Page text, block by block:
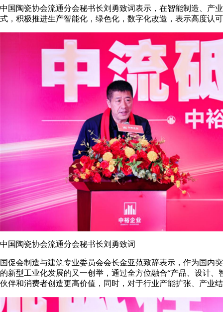
中国陶瓷协会流通分会秘书长刘勇致词表示，在智能制造、产
式，积极推进生产智能化，绿色化，数字化改造，表示高度认
中国陶瓷协会流通分会秘书长刘勇致词
国促会制造与建筑专业委员会会长金亚范致辞表示，作为国内
的新型工业化发展的又一创举，通过全方位融合“产品、设计
伙伴和消费者创造更高价值，同时，对于行业产能扩张、产业